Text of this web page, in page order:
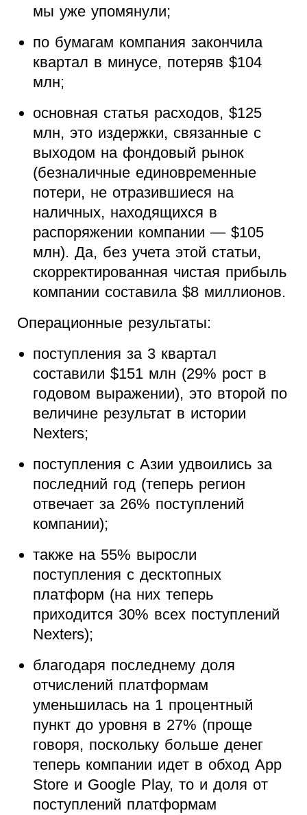
мы уже упомянули;
по бумагам компания закончила
квартал в минусе, потеряв $104
млн;
основная статья расходов, $125
млн, это издержки, связанные с
выходом на фондовый рынок
(безналичные единовременные
потери, не отразившиеся на
наличных, находящихся в
распоряжении компании — $105
млн). Да, без учета этой статьи,
скорректированная чистая прибыль
компании составила $8 миллионов.
Операционные результаты:
поступления за 3 квартал
составили $151 млн (29% рост в
годовом выражении), это второй по
величине результат в истории
Nexters;
поступления с Азии удвоились за
последний год (теперь регион
отвечает за 26% поступлений
компании);
также на 55% выросли
поступления с десктопных
платформ (на них теперь
приходится 30% всех поступлений
Nexters);
благодаря последнему доля
отчислений платформам
уменьшилась на 1 процентный
пункт до уровня в 27% (проще
говоря, поскольку больше денег
теперь компании идет в обход App
Store и Google Play, то и доля от
поступлений платформам